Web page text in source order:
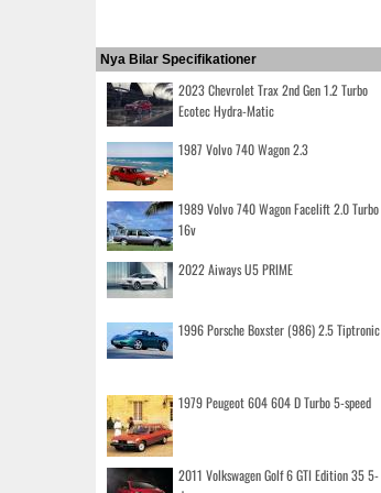
Nya Bilar Specifikationer
2023 Chevrolet Trax 2nd Gen 1.2 Turbo
Ecotec Hydra-Matic
1987 Volvo 740 Wagon 2.3
1989 Volvo 740 Wagon Facelift 2.0 Turbo
16v
2022 Aiways U5 PRIME
1996 Porsche Boxster (986) 2.5 Tiptronic
1979 Peugeot 604 604 D Turbo 5-speed
2011 Volkswagen Golf 6 GTI Edition 35 5-